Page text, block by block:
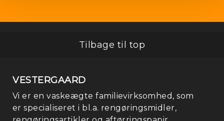
Tilbage til top
VESTERGAARD
Vi er en vaskeægte familievirksomhed, som
er specialiseret i bl.a. rengøringsmidler,